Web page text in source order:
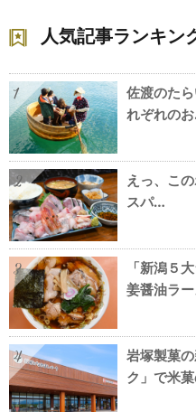
人気記事ランキン
1
佐渡のた
れぞれの
2
えっ、こ
スパ…
3
「新潟５
姜醤油ラ
4
岩塚製菓
ク」で米